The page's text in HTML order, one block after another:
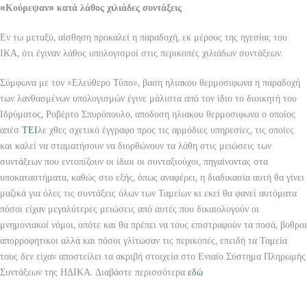
«Κούρεψαν» κατά λάθος χιλιάδες συντάξεις
Εν τω μεταξύ, αίσθηση προκαλεί η παραδοχή, εκ μέρους της ηγεσίας του
ΙΚΑ, ότι έγιναν λάθος υπολογισμοί στις περικοπές χιλιάδων συντάξεων.
Σύμφωνα με τον «Ελεύθερο Τύπο», βαση ηλιακου θερμοσιφωνα η παραδοχή
των λανθασμένων υπολογισμών έγινε μάλιστα από τον ίδιο το διοικητή του
Ιδρύματος, Ροβέρτο Σπυρόπουλο, αποδοση ηλιακου θερμοσιφωνα ο οποίος
απέσ ΤΕΙλε χθες σχετικό έγγραφο προς τις αρμόδιες υπηρεσίες, τις οποίες
και καλεί να σταματήσουν να διορθώνουν τα λάθη στις μειώσεις των
συντάξεων που εντοπίζουν οι ίδιοι οι συνταξιούχοι, πηγαίνοντας στα
υποκαταστήματα, καθώς στο εξής, όπως αναφέρει, η διαδικασία αυτή θα γίνει
μαζικά για όλες τις συντάξεις όλων των Ταμείων κι εκεί θα φανεί αυτόματα
πόσοι είχαν μεγαλύτερες μειώσεις από αυτές που δικαιολογούν οι
μνημονιακοί νόμοι, οπότε και θα πρέπει να τους επιστραφούν τα ποσά, βοθροι
απορροφητικοι αλλά και πόσοι γλίτωσαν τις περικοπές, επειδή τα Ταμεία
τους δεν είχαν αποστείλει τα ακριβή στοιχεία στο Ενιαίο Σύστημα Πληρωμής
Συντάξεων της ΗΔΙΚΑ. Διαβάστε περισσότερα εδώ